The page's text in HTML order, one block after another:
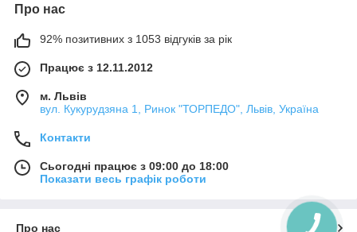
Про нас
92% позитивних з 1053 відгуків за рік
Працює з 12.11.2012
м. Львів
вул. Кукурудзяна 1, Ринок "ТОРПЕДО", Львів, Україна
Контакти
Сьогодні працює з 09:00 до 18:00
Показати весь графік роботи
Про нас